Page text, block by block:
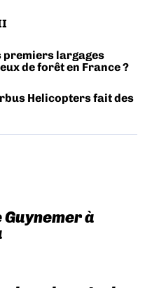
premiers largages
de forêt en France ?
Helicopters fait des
Guynemer à